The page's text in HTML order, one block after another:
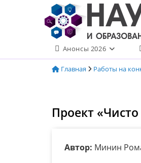
содержимому
Анонсы 2026
Главная Работы на
Проект
Автор: Минин